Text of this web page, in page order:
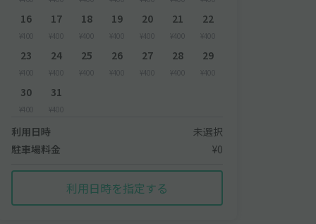
16
¥400
17
¥400
18
¥400
19
¥400
20
¥400
21
¥400
22
¥400
23
¥400
24
¥400
25
¥400
26
¥400
27
¥400
28
¥400
29
¥400
30
¥400
31
¥400
利用日時
未選択
駐車場料金
¥0
利用日時を指定する